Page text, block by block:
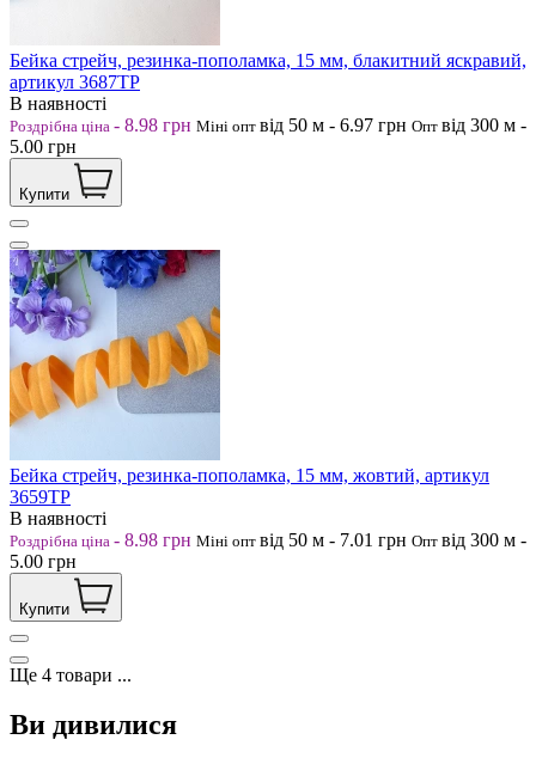
Бейка стрейч, резинка-пополамка, 15 мм, блакитний яскравий,
артикул 3687ТР
В наявності
Роздрібна ціна - 8.98 грн Міні опт від 50 м - 6.97 грн Опт від 300 м -
5.00 грн
Купити
Бейка стрейч, резинка-пополамка, 15 мм, жовтий, артикул
3659ТР
В наявності
Роздрібна ціна - 8.98 грн Міні опт від 50 м - 7.01 грн Опт від 300 м -
5.00 грн
Купити
Ще 4 товари ...
Ви дивилися